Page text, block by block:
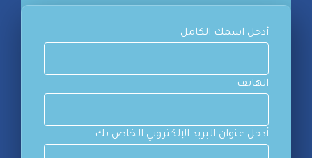
أدخل اسمك الكامل
الهاتف
أدخل عنوان البريد الإلكتروني الخاص بك